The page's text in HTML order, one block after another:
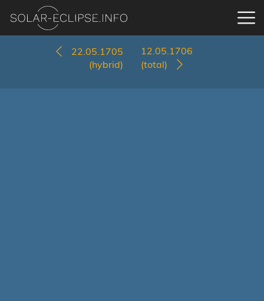
22.05.1705
(hybrid)
12.05.1706
(total)